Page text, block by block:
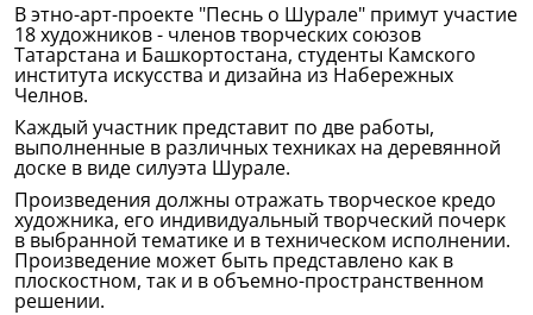
В этно-арт-проекте "Песнь о Шурале" примут участие
18 художников - членов творческих союзов
Татарстана и Башкортостана, студенты Камского
института искусства и дизайна из Набережных
Челнов.
Каждый участник представит по две работы,
выполненные в различных техниках на деревянной
доске в виде силуэта Шурале.
Произведения должны отражать творческое кредо
художника, его индивидуальный творческий почерк
в выбранной тематике и в техническом исполнении.
Произведение может быть представлено как в
плоскостном, так и в объемно-пространственном
решении.